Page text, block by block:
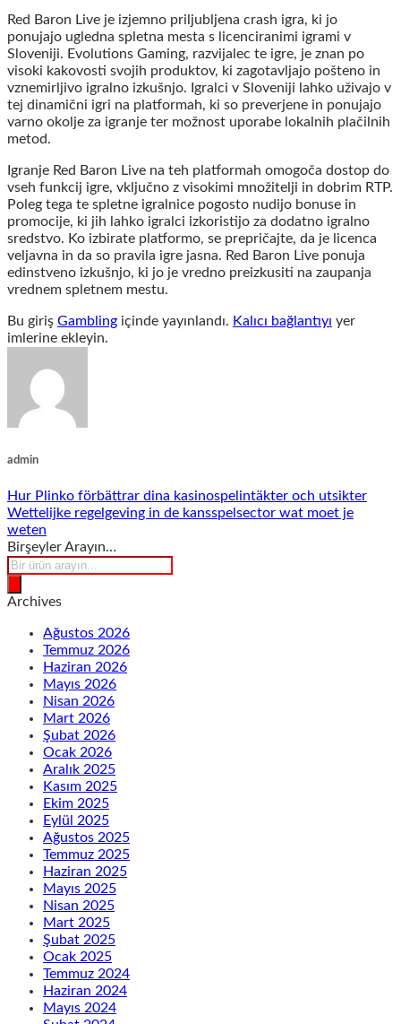
Red Baron Live je izjemno priljubljena crash igra, ki jo
ponujajo ugledna spletna mesta s licenciranimi igrami v
Sloveniji. Evolutions Gaming, razvijalec te igre, je znan po
visoki kakovosti svojih produktov, ki zagotavljajo pošteno in
vznemirljivo igralno izkušnjo. Igralci v Sloveniji lahko uživajo v
tej dinamični igri na platformah, ki so preverjene in ponujajo
varno okolje za igranje ter možnost uporabe lokalnih plačilnih
metod.
Igranje Red Baron Live na teh platformah omogoča dostop do
vseh funkcij igre, vključno z visokimi množitelji in dobrim RTP.
Poleg tega te spletne igralnice pogosto nudijo bonuse in
promocije, ki jih lahko igralci izkoristijo za dodatno igralno
sredstvo. Ko izbirate platformo, se prepričajte, da je licenca
veljavna in da so pravila igre jasna. Red Baron Live ponuja
edinstveno izkušnjo, ki jo je vredno preizkusiti na zaupanja
vrednem spletnem mestu.
Bu giriş Gambling içinde yayınlandı. Kalıcı bağlantıyı yer
imlerine ekleyin.
admin
Hur Plinko förbättrar dina kasinospelintäkter och utsikter
Wettelijke regelgeving in de kansspelsector wat moet je
weten
Birşeyler Arayın…
Products
search
Archives
Ağustos 2026
Temmuz 2026
Haziran 2026
Mayıs 2026
Nisan 2026
Mart 2026
Şubat 2026
Ocak 2026
Aralık 2025
Kasım 2025
Ekim 2025
Eylül 2025
Ağustos 2025
Temmuz 2025
Haziran 2025
Mayıs 2025
Nisan 2025
Mart 2025
Şubat 2025
Ocak 2025
Temmuz 2024
Haziran 2024
Mayıs 2024